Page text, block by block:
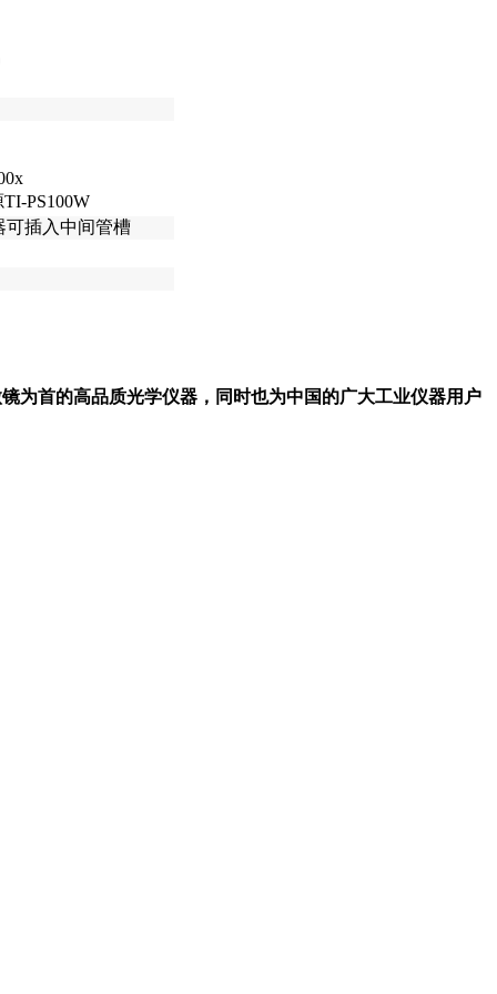
PS100W
可插入中间管槽
为首的高品质光学仪器，同时也为中国的广大工业仪器用户